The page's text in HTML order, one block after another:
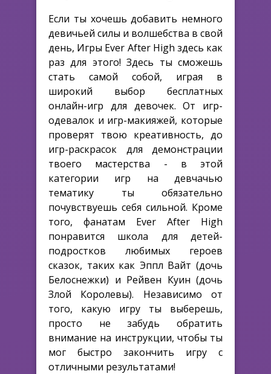
Если ты хочешь добавить немного
девичьей силы и волшебства в свой
день, Игры Ever After High здесь как
раз для этого! Здесь ты сможешь
стать самой собой, играя в
широкий выбор бесплатных
онлайн-игр для девочек. От игр-
одевалок и игр-макияжей, которые
проверят твою креативность, до
игр-раскрасок для демонстрации
твоего мастерства - в этой
категории игр на девчачью
тематику ты обязательно
почувствуешь себя сильной. Кроме
того, фанатам Ever After High
понравится школа для детей-
подростков любимых героев
сказок, таких как Эппл Вайт (дочь
Белоснежки) и Рейвен Куин (дочь
Злой Королевы). Независимо от
того, какую игру ты выберешь,
просто не забудь обратить
внимание на инструкции, чтобы ты
мог быстро закончить игру с
отличными результатами!